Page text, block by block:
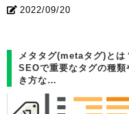
2022/09/20
メタタグ(metaタグ)とは
SEOで重要なタグの種類
き方な…